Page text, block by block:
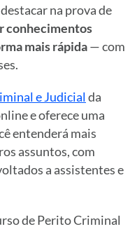
na prova de
conhecimentos
mais rápida— com
e Judicialda
e oferece uma
entenderá mais
assuntos, com
a assistentes e
de Perito Criminal